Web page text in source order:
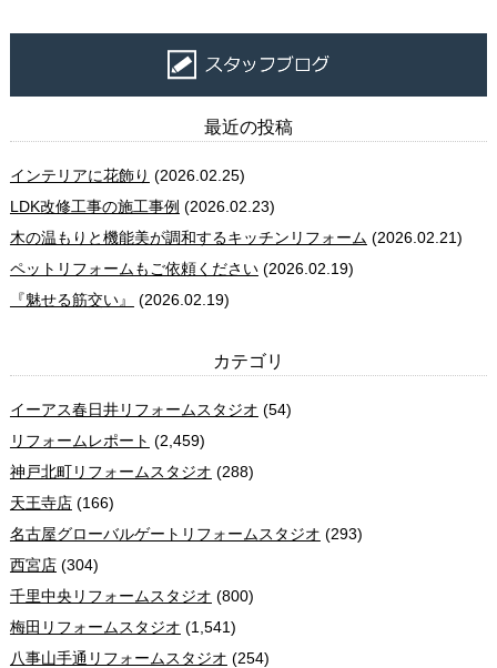
最近の投稿
インテリアに花飾り (2026.02.25)
LDK改修工事の施工事例 (2026.02.23)
木の温もりと機能美が調和するキッチンリフォーム (2026.02.21)
ペットリフォームもご依頼ください(2026.02.19)
『魅せる筋交い』
(2026.02.19)
カテゴリ
イーアス春日井リフォームスタジオ (54)
リフォームレポート (2,459)
神戸北町リフォームスタジオ (288)
天王寺店(166)
名古屋グローバルゲートリフォームスタジオ (293)
西宮店(304)
千里中央リフォームスタジオ (800)
梅田リフォームスタジオ (1,541)
八事山手通リフォームスタジオ (254)